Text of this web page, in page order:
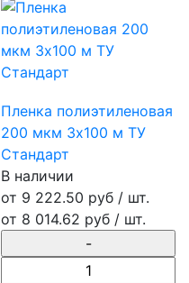
Пленка полиэтиленовая
200 мкм 3х100 м ТУ
Стандарт
В наличии
от 9 222.50 руб / шт.
от 8 014.62 руб / шт.